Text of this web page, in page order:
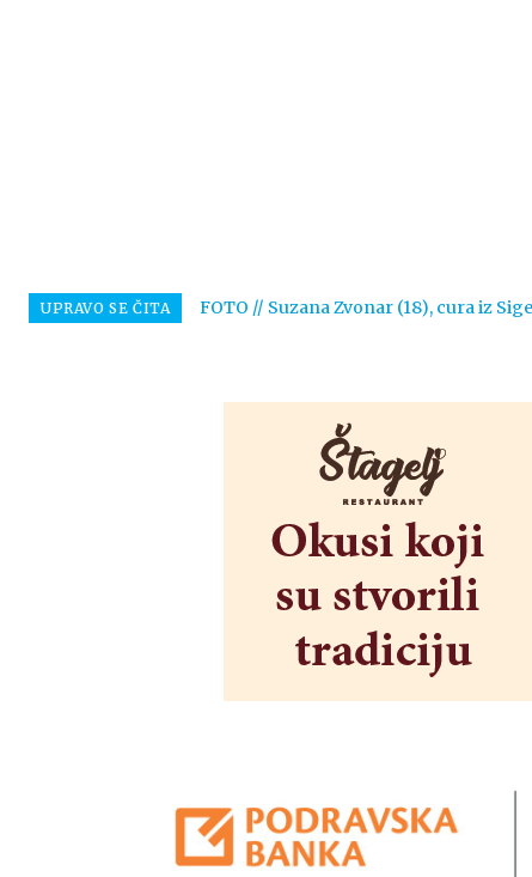
UPRAVO SE ČITA FOTO // Suzana Zvonar (18), cura iz